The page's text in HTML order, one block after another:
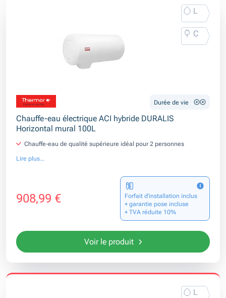
L
C
Durée de vie
Chauffe-eau électrique ACI hybride DURALIS
Horizontal mural 100L
Chauffe-eau de qualité supérieure idéal pour 2 personnes
Lire plus...
908,99 €
Forfait d’installation inclus
+ garantie pose incluse
+ TVA réduite 10%
Voir le produit
L